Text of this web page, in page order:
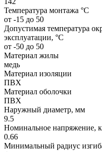
Температура монтажа °C
от -15 до 50
Допустимая температура
эксплуатации, °C
от -50 до 50
Материал жилы
медь
Материал изоляции
ПВХ
Материал оболочки
ПВХ
Наружный диаметр, мм
9.5
Номинальное напряжение,
0.66
Минимальный радиус